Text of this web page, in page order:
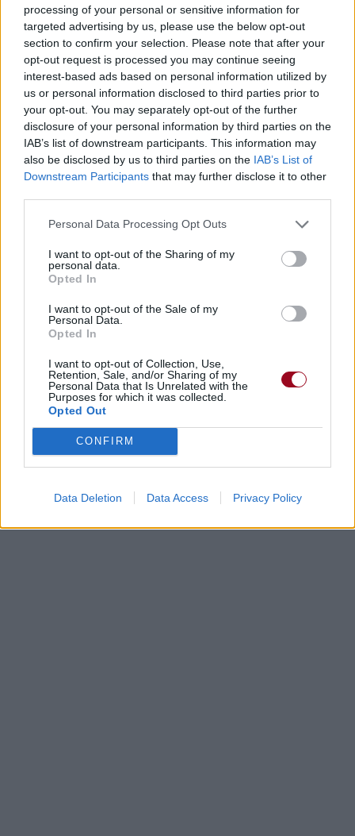
processing of your personal or sensitive information for
targeted advertising by us, please use the below opt-out
section to confirm your selection. Please note that after your
opt-out request is processed you may continue seeing
interest-based ads based on personal information utilized by
us or personal information disclosed to third parties prior to
your opt-out. You may separately opt-out of the further
disclosure of your personal information by third parties on the
IAB’s list of downstream participants. This information may
also be disclosed by us to third parties on the IAB’s List of
Downstream Participants that may further disclose it to other
Personal Data Processing Opt Outs
I want to opt-out of the Sharing of my
personal data.
Opted In
I want to opt-out of the Sale of my
Personal Data.
Opted In
I want to opt-out of Collection, Use,
Retention, Sale, and/or Sharing of my
Personal Data that Is Unrelated with the
Purposes for which it was collected.
Opted Out
CONFIRM
Data Deletion Data Access Privacy Policy